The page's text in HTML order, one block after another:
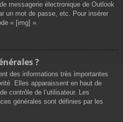
messagerie électronique de Outlook
un mot de passe, etc. Pour insérer
« [img] ».
?
des informations très importantes
Elles apparaissent en haut de
contrôle de l’utilisateur. Les
générales sont définies par les